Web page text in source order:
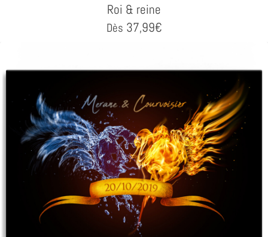
Roi & reine
Dès 37,99€